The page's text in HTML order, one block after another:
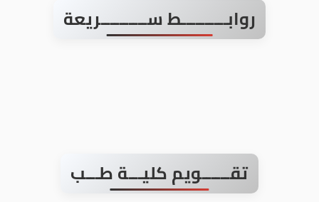
روابــــــــــط ســــــــــريعة
تقــــــويم كليـــة طـــب